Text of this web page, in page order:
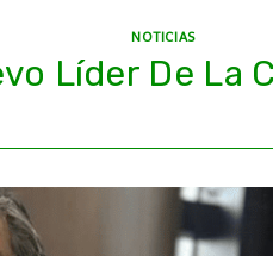
NOTICIAS
Líder De La